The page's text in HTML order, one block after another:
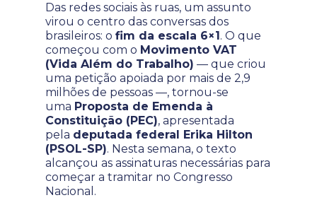
Das redes sociais às ruas, um assunto
virou o centro das conversas dos
brasileiros: o fim da escala 6×1. O que
começou com o Movimento VAT
(Vida Além do Trabalho) — que criou
uma petição apoiada por mais de 2,9
milhões de pessoas —, tornou-se
uma Proposta de Emenda à
Constituição (PEC), apresentada
pela deputada federal Erika Hilton
(PSOL-SP). Nesta semana, o texto
alcançou as assinaturas necessárias para
começar a tramitar no Congresso
Nacional.